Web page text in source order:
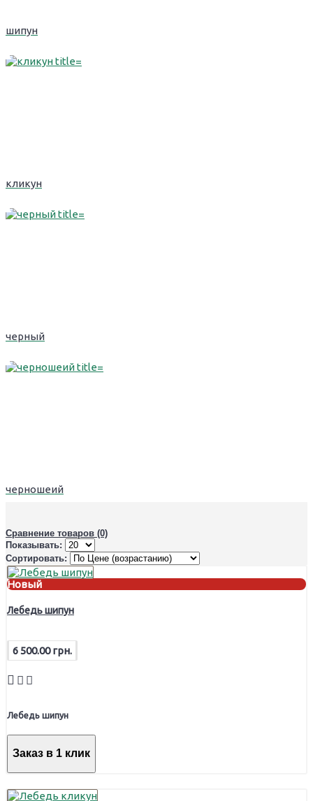
шипун
кликун
черный
черношеий
Сравнение товаров (0)
Показывать:
Сортировать:
Новый
Лебедь шипун
6 500.00 грн.
Лебедь шипун
Заказ в 1 клик